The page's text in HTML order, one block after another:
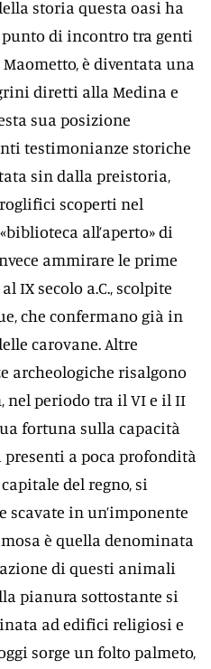
storia questa oasi ha
di incontro tra genti
è diventata una
diretti alla Medina e
sua posizione
testimonianze storiche
sin dalla preistoria,
scoperti nel
all’aperto» di
ammirare le prime
IX secolo a.C., scolpite
che confermano già in
carovane. Altre
archeologiche risalgono
nel periodo tra il VI e il II
fortuna sulla capacità
presenti a poca profondità
del regno, si
scavate in un’imponente
è quella denominata
di questi animali
pianura sottostante si
ad edifici religiosi e
sorge un folto palmeto,